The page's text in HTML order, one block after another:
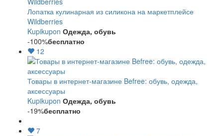
Лопатка кулинарная из силикона на маркетплейсе
Wildberries
Kupikupon Одежда, обувь
-100%бесплатно
12
Товары в интернет-магазине Befree: обувь, одежда,
аксессуары
Kupikupon Одежда, обувь
-19%бесплатно
7